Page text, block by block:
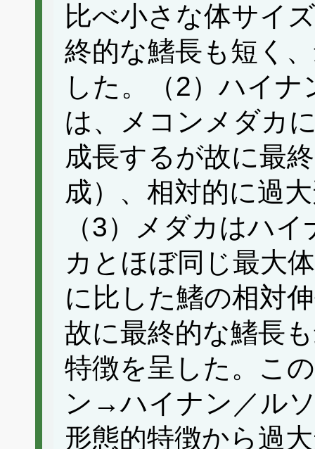
比べ小さな体サイ
終的な鰭長も短く
した。（2）ハイ
は、メコンメダカ
成長するが故に最
成）、相対的に過
（3）メダカはハ
カとほぼ同じ最大
に比した鰭の相対
故に最終的な鰭長
特徴を呈した。こ
ン→ハイナン／ル
形態的特徴から過